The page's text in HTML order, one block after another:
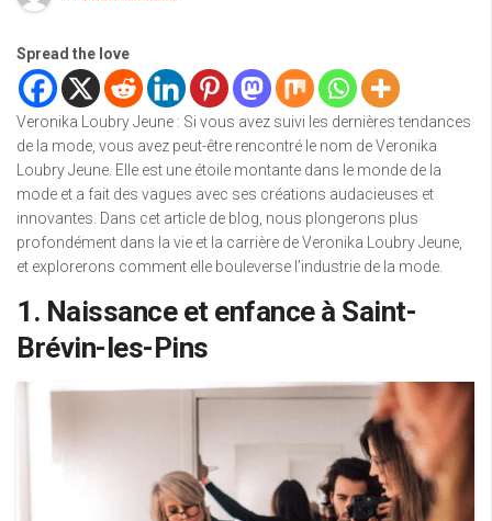
Spread the love
Veronika Loubry Jeune : Si vous avez suivi les dernières tendances
de la mode, vous avez peut-être rencontré le nom de Veronika
Loubry Jeune. Elle est une étoile montante dans le monde de la
mode et a fait des vagues avec ses créations audacieuses et
innovantes. Dans cet article de blog, nous plongerons plus
profondément dans la vie et la carrière de Veronika Loubry Jeune,
et explorerons comment elle bouleverse l’industrie de la mode.
1. Naissance et enfance à Saint-
Brévin-les-Pins